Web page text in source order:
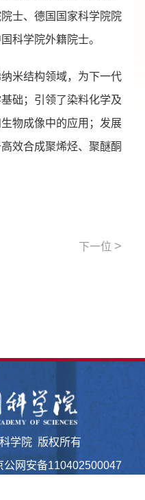
士、德国国家科学院院
科学院外籍院士。
米结构领域，为下一代
础；引领了染料化学及
物成像中的应用；发展
效合成聚烯烃、聚醚酮
下一位 >
学院 版权所有
公网安备110402500047